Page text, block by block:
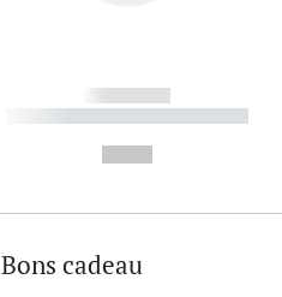
------------
----------- ----------- ----------
Bons cadeau